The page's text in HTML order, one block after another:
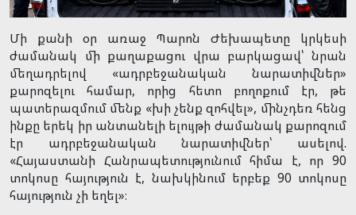
Մի քանի օր առաջ Պարոն Ժեխապետը կրկեսի
ժամանակ մի քաղաքացու վրա բարկացավ՝ նրան
մեղադրելով «ադրբեջանական նարատիվներ»
քարոզելու համար, որից հետո բողոքում էր, թե
պատերազմում մենք «խի չենք զոհվել», մինչդեռ հենց
ինքը երեկ իր անտանելի ելույթի ժամանակ քարոզում
էր ադրբեջանական նարատիվներ՝ ասելով.
«Հայաստանի Հանրապետությունում հիմա է, որ 90
տոկոսը հայություն է, նախկինում երբեք 90 տոկոսը
հայություն չի եղել»։